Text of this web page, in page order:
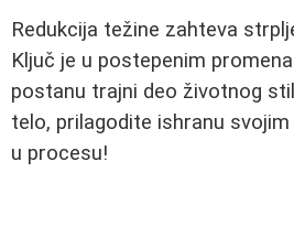
Redukcija težine zahteva
Ključ je u postepenim
postanu trajni deo životnog
telo, prilagodite ishranu
u procesu!